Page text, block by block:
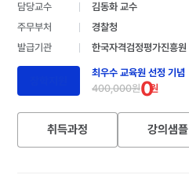
담당교수
김동화 교수
주무부처
경찰청
발급기관
한국자격검정평가진흥원
최우수 교육원 선정 기념
400,000원0원
취득과정 강의샘플